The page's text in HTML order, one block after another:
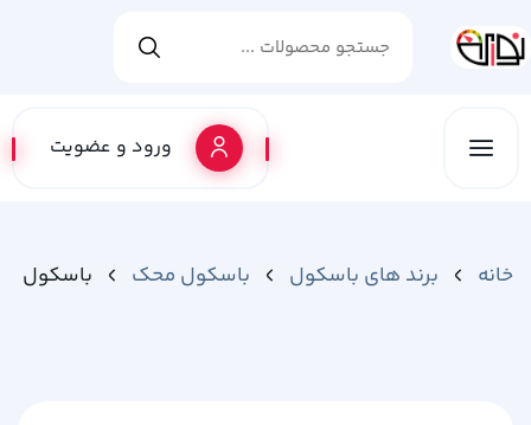
ورود و عضویت
خانه برند های باسکول باسکول محک باسکول محک